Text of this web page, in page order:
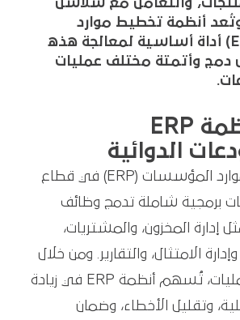
والتعامل مع سلاسل
أنظمة تخطيط موارد
المؤسسة (ERP) أداة أساسية لمعالجة هذه
دمج وأتمتة مختلف عمليات
فهم أنظمة ERP
الدوائية
أنظمة تخطيط موارد المؤسسات (ERP) في قطاع
برمجية شاملة تدمج وظائف
إدارة المخزون، والمشتريات،
الامتثال، والتقارير. ومن خلال
توحيد هذه العمليات، تُسهم أنظمة ERP في زيادة
وتقليل الأخطاء، وضمان